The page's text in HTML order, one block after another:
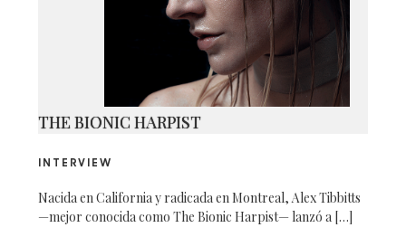
THE BIONIC HARPIST
INTERVIEW
Nacida en California y radicada en Montreal, Alex Tibbitts
—mejor conocida como The Bionic Harpist— lanzó a […]